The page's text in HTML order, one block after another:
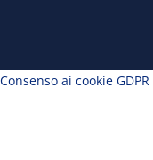
Consenso ai cookie